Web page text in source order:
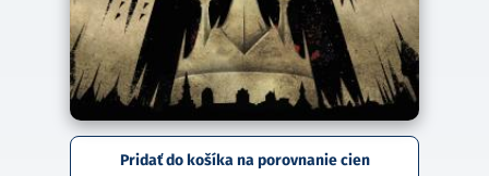
Pridať do košíka na porovnanie cien